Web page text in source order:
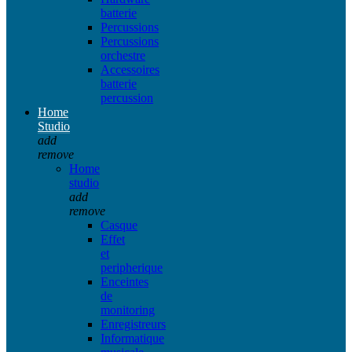
batterie
Percussions
Percussions
orchestre
Accessoires
batterie
percussion
Home
Studio
add
remove
Home
studio
add
remove
Casque
Effet
et
peripherique
Enceintes
de
monitoring
Enregistreurs
Informatique